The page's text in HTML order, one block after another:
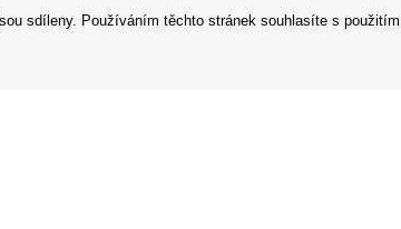
sdíleny. Používáním těchto stránek souhlasíte s použitím